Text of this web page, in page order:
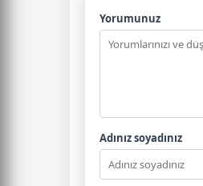
Yorumunuz
Adınız soyadınız